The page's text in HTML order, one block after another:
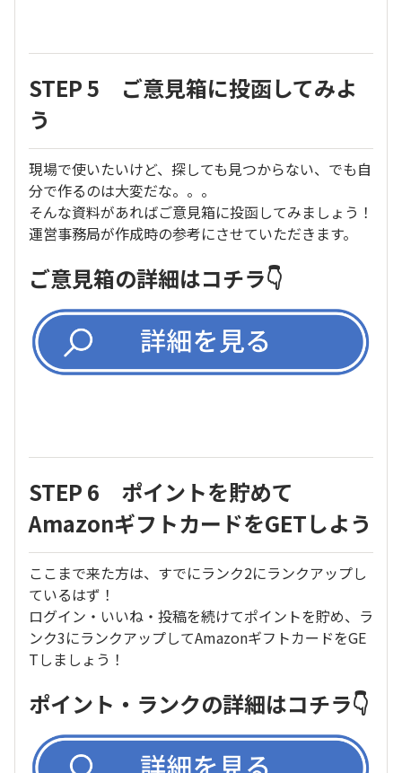
STEP 5 ご意見箱に投函してみよ
う
現場で使いたいけど、探しても見つからない、でも自
分で作るのは大変だな。。。
そんな資料があればご意見箱に投函してみましょう！
運営事務局が作成時の参考にさせていただきます。
ご意見箱の詳細はコチラ👇
STEP 6 ポイントを貯めて
AmazonギフトカードをGETしよう
ここまで来た方は、すでにランク2にランクアップし
ているはず！
ログイン・いいね・投稿を続けてポイントを貯め、ラ
ンク3にランクアップしてAmazonギフトカードをGE
Tしましょう！
ポイント・ランクの詳細はコチラ👇